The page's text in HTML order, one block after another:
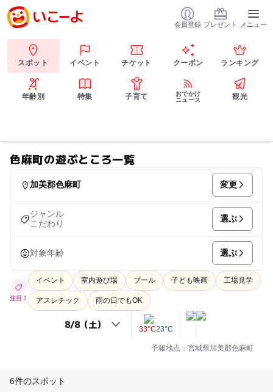
会員登録 プレゼント メニュー
スポット イベント チケット クーポン ランキング
年齢別 特集 子育て
おでかけ
ニュース
観光
色麻町の遊ぶところ一覧
加美郡色麻町 変更
ジャンル
こだわり
選ぶ
対象年齢 選ぶ
注目！
イベント 室内遊び場 プール 子ども映画 工場見学
アスレチック 雨の日でもOK
33°C23°C
予報地点：宮城県加美郡色麻町
6件のスポット